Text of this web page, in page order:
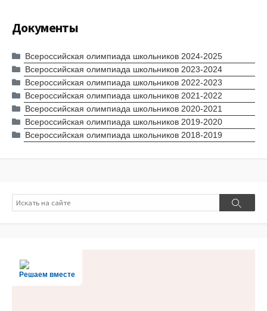
Документы
Всероссийская олимпиада школьников 2024-2025
Всероссийская олимпиада школьников 2023-2024
Всероссийская олимпиада школьников 2022-2023
Всероссийская олимпиада школьников 2021-2022
Всероссийская олимпиада школьников 2020-2021
Всероссийская олимпиада школьников 2019-2020
Всероссийская олимпиада школьников 2018-2019
Поиск
Поиск
Решаем вместе